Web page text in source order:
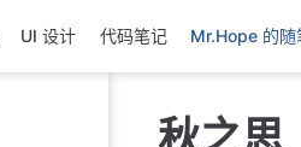
UI 设计 代码笔记 Mr.Hope 的随